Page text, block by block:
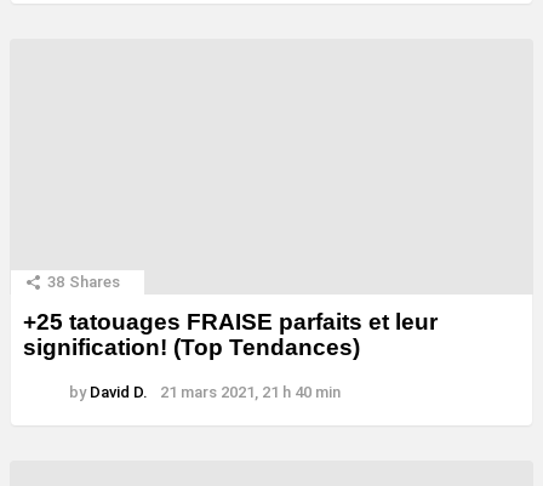
38 Shares
+25 tatouages ​​FRAISE parfaits et leur
signification! (Top Tendances)
by David D. 21 mars 2021, 21 h 40 min